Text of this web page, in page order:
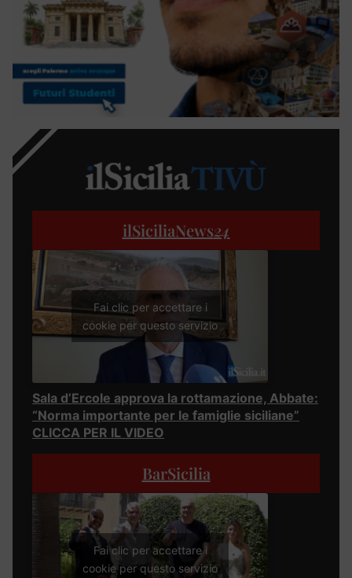
ilSiciliaNews24
Fai clic per accettare i
cookie per questo servizio
Sala d’Ercole approva la rottamazione, Abbate:
“Norma importante per le famiglie siciliane”
CLICCA PER IL VIDEO
BarSicilia
Fai clic per accettare i
cookie per questo servizio